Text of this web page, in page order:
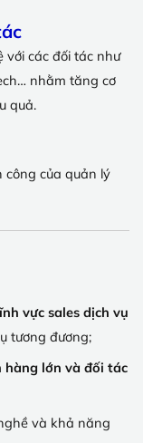
với các đối tác như
nhằm tăng cơ
quả.
công của quản lý
vực sales dịch vụ
tương đương;
hàng lớn và đối tác
và khả năng